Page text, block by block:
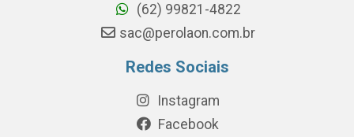
(62) 99821-4822
sac@perolaon.com.br
Redes Sociais
Instagram
Facebook